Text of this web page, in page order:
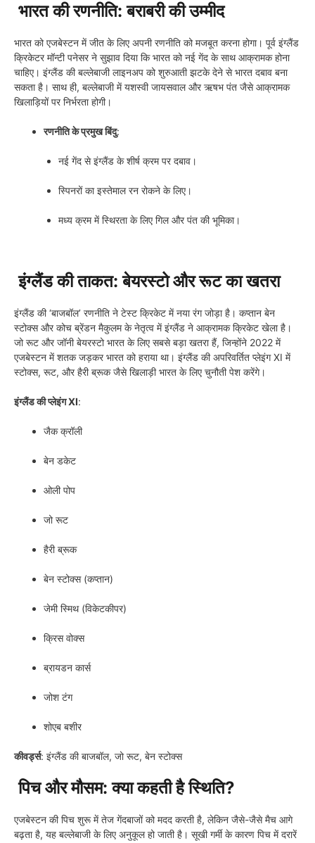
भारत की रणनीति: बराबरी की उम्मीद
भारत को एजबेस्टन में जीत के लिए अपनी रणनीति को मजबूत करना होगा। पूर्व इंग्लैंड
क्रिकेटर मॉन्टी पनेसर ने सुझाव दिया कि भारत को नई गेंद के साथ आक्रामक होना
चाहिए। इंग्लैंड की बल्लेबाजी लाइनअप को शुरुआती झटके देने से भारत दबाव बना
सकता है। साथ ही, बल्लेबाजी में यशस्वी जायसवाल और ऋषभ पंत जैसे आक्रामक
खिलाड़ियों पर निर्भरता होगी।
रणनीति के प्रमुख बिंदु:
नई गेंद से इंग्लैंड के शीर्ष क्रम पर दबाव।
स्पिनरों का इस्तेमाल रन रोकने के लिए।
मध्य क्रम में स्थिरता के लिए गिल और पंत की भूमिका।
इंग्लैंड की ताकत: बेयरस्टो और रूट का खतरा
इंग्लैंड की ‘बाजबॉल’ रणनीति ने टेस्ट क्रिकेट में नया रंग जोड़ा है। कप्तान बेन
स्टोक्स और कोच ब्रेंडन मैकुलम के नेतृत्व में इंग्लैंड ने आक्रामक क्रिकेट खेला है।
जो रूट और जॉनी बेयरस्टो भारत के लिए सबसे बड़ा खतरा हैं, जिन्होंने 2022 में
एजबेस्टन में शतक जड़कर भारत को हराया था। इंग्लैंड की अपरिवर्तित प्लेइंग XI में
स्टोक्स, रूट, और हैरी ब्रूक जैसे खिलाड़ी भारत के लिए चुनौती पेश करेंगे।
इंग्लैंड की प्लेइंग XI:
जैक क्रॉली
बेन डकेट
ओली पोप
जो रूट
हैरी ब्रूक
बेन स्टोक्स (कप्तान)
जेमी स्मिथ (विकेटकीपर)
क्रिस वोक्स
ब्रायडन कार्स
जोश टंग
शोएब बशीर
कीवर्ड्स: इंग्लैंड की बाजबॉल, जो रूट, बेन स्टोक्स
पिच और मौसम: क्या कहती है स्थिति?
एजबेस्टन की पिच शुरू में तेज गेंदबाजों को मदद करती है, लेकिन जैसे-जैसे मैच आगे
बढ़ता है, यह बल्लेबाजी के लिए अनुकूल हो जाती है। सूखी गर्मी के कारण पिच में दरारें